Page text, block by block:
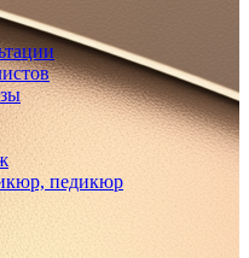
педикюр